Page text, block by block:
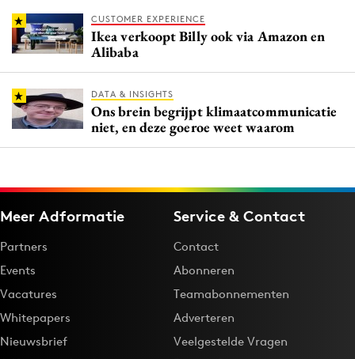
CUSTOMER EXPERIENCE
Ikea verkoopt Billy ook via Amazon en
Alibaba
DATA & INSIGHTS
Ons brein begrijpt klimaatcommunicatie
niet, en deze goeroe weet waarom
Meer Adformatie
Partners
Events
Vacatures
Whitepapers
Nieuwsbrief
Service & Contact
Contact
Abonneren
Teamabonnementen
Adverteren
Veelgestelde Vragen